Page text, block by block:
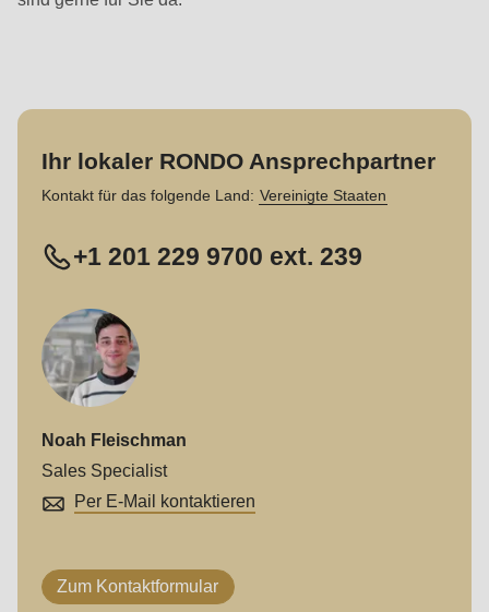
Ihr lokaler RONDO Ansprechpartner
Kontakt für das folgende Land: Vereinigte Staaten
+1 201 229 9700 ext. 239
Noah Fleischman
Sales Specialist
Per E-Mail kontaktieren
Zum Kontaktformular